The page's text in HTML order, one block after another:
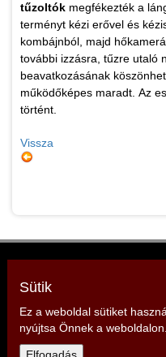
tűzoltók megfékezték a
terményt kézi erővel és
kombájnból, majd
további izzásra, tűzre utaló
beavatkozásának
működőképes maradt. Az
történt.
Vissza
Sütik
Ez a weboldal sütiket
nyújtsa Önnek a weboldalon.